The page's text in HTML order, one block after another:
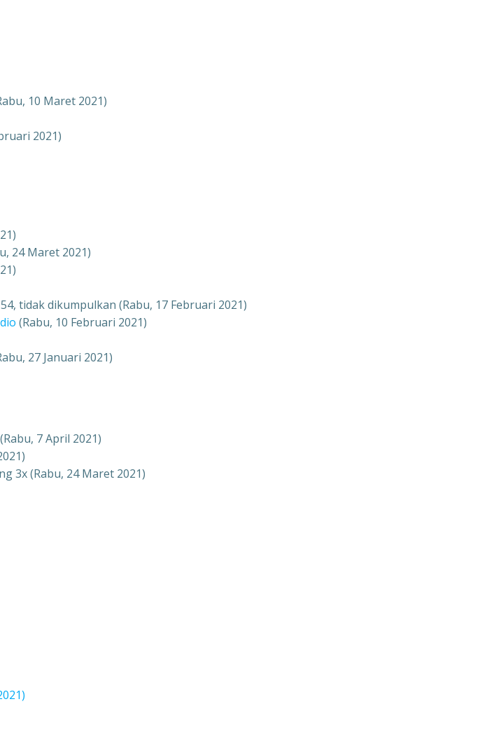
10 Maret 2021)
2021)
24 Maret 2021)
tidak dikumpulkan (Rabu, 17 Februari 2021)
(Rabu, 10 Februari 2021)
27 Januari 2021)
7 April 2021)
3x (Rabu, 24 Maret 2021)